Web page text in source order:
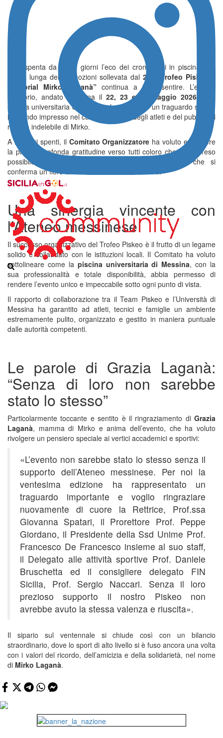
Si è spenta da pochi giorni l’eco dei cronometri in piscina, ma
l’onda lunga delle emozioni sollevata dal20° “Trofeo Piskeo –
Memorial Mirko Laganà”continua a farsi sentire. L’evento
natatorio, andato in scena il22, 23 e 24 maggio 2026nella
piscina universitaria di Messina, ha celebrato un traguardo storico
lasciando impresso nel cuore del team, degli atleti e del pubblico il
ricordo indelebile di Mirko.
A riflettori spenti, il Comitato Organizzatore ha voluto esprimere
la propria profonda gratitudine verso tutti coloro che hanno reso
possibile la perfetta riuscita di una manifestazione che si
conferma un fiore all’occhiello del nuoto siciliano.
Una sinergia vincente con
l’Ateneo messinese
Il successo organizzativo del Trofeo Piskeo è il frutto di un legame
solido e collaudato con le istituzioni locali. Il Comitato ha voluto
sottolineare come la piscina universitaria di Messina, con la
sua professionalità e totale disponibilità, abbia permesso di
rendere l’evento unico e impeccabile sotto ogni punto di vista.
Il rapporto di collaborazione tra il Team Piskeo e l’Università di
Messina ha garantito ad atleti, tecnici e famiglie un ambiente
estremamente pulito, organizzato e gestito in maniera puntuale
dalle autorità competenti.
Le parole di Grazia Laganà:
“Senza di loro non sarebbe
stato lo stesso”
Particolarmente toccante e sentito è il ringraziamento di Grazia
Laganà, mamma di Mirko e anima dell’evento, che ha voluto
rivolgere un pensiero speciale ai vertici accademici e sportivi:
«L’evento non sarebbe stato lo stesso senza il
supporto dell’Ateneo messinese. Per noi la
ventesima edizione ha rappresentato un
traguardo importante e voglio ringraziare
nuovamente di cuore la Rettrice, Prof.ssa
Giovanna Spatari, il Prorettore Prof. Peppe
Giordano, il Presidente della Ssd Unime Prof.
Francesco De Francesco insieme al suo staff,
il Delegato alle attività sportive Prof. Daniele
Bruschetta ed il consigliere delegato FIN
Sicilia, Prof. Sergio Naccari. Senza il loro
prezioso supporto il nostro Piskeo non
avrebbe avuto la stessa valenza e riuscita».
Il sipario sul ventennale si chiude così con un bilancio
straordinario, dove lo sport di alto livello si è fuso ancora una volta
con i valori del ricordo, dell’amicizia e della solidarietà, nel nome
di Mirko Laganà.